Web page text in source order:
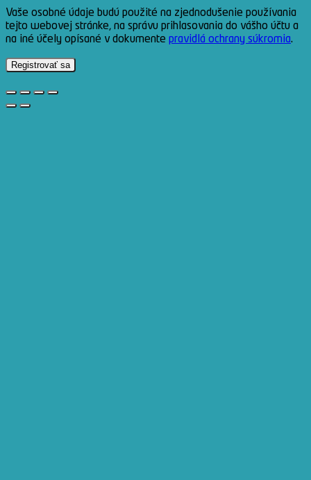
Vaše osobné údaje budú použité na zjednodušenie používania
tejto webovej stránke, na správu prihlasovania do vášho účtu a
na iné účely opísané v dokumente pravidlá ochrany súkromia.
Registrovať sa